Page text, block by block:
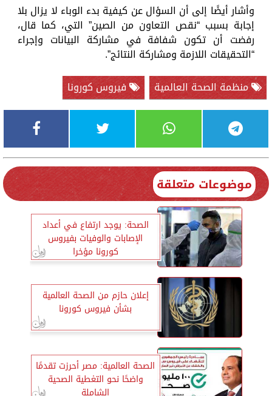
وأشار أيضًا إلى أن السؤال عن كيفية بدء الوباء لا يزال بلا
إجابة بسبب “نقص التعاون من الصين” التي، كما قال،
رفضت أن تكون شفافة في مشاركة البيانات وإجراء
“التحقيقات اللازمة ومشاركة النتائج”.
منظمة الصحة العالمية
فيروس كورونا
موضوعات متعلقة
الصحة: يوجد ارتفاع في أعداد
الإصابات والوفيات بفيروس
كورونا مؤخرا
إعلان حازم من الصحة العالمية
بشأن فيروس كورونا
الصحة العالمية: مصر أحرزت تقدمًا
واضحًا نحو التغطية الصحية
الشاملة